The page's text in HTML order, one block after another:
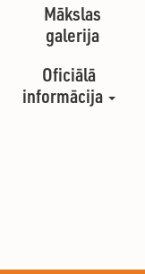
Mākslas
galerija
Oficiālā
informācija